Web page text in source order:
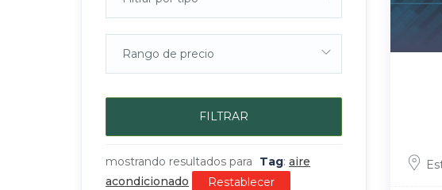
Rango de precio
FILTRAR
mostrando resultados para Tag: aire
acondicionado
Restablecer